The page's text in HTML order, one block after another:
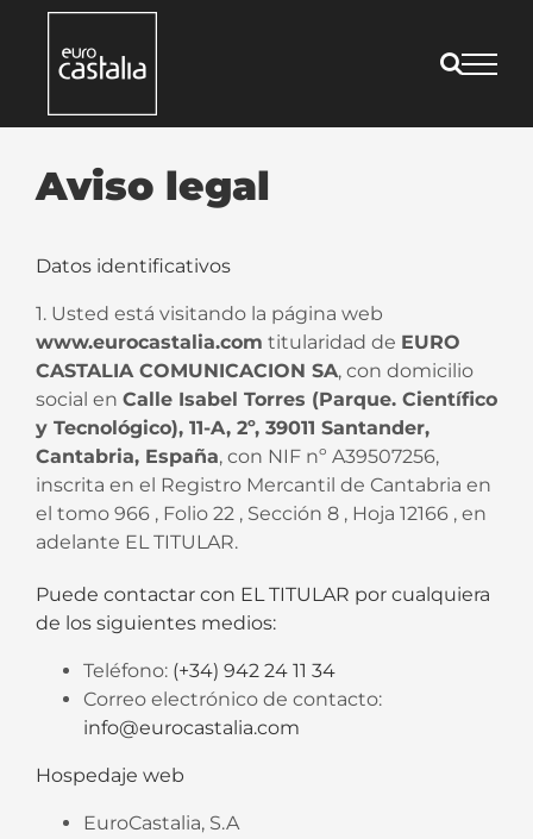
Saltar
contenido
Aviso legal
Datos identificativos
1. Usted está visitando la página web
www.eurocastalia.com titularidad de EURO
CASTALIA COMUNICACION SA, con domicilio
social en Calle Isabel Torres (Parque. Científico
y Tecnológico), 11-A, 2º, 39011 Santander,
Cantabria, España, con NIF nº A39507256,
inscrita en el Registro Mercantil de Cantabria en
el tomo 966 , Folio 22 , Sección 8 , Hoja 12166 , en
adelante EL TITULAR.
Puede contactar con EL TITULAR por cualquiera
de los siguientes medios:
Teléfono: (+34) 942 24 11 34
Correo electrónico de contacto:
info@eurocastalia.com
Hospedaje web
EuroCastalia, S.A